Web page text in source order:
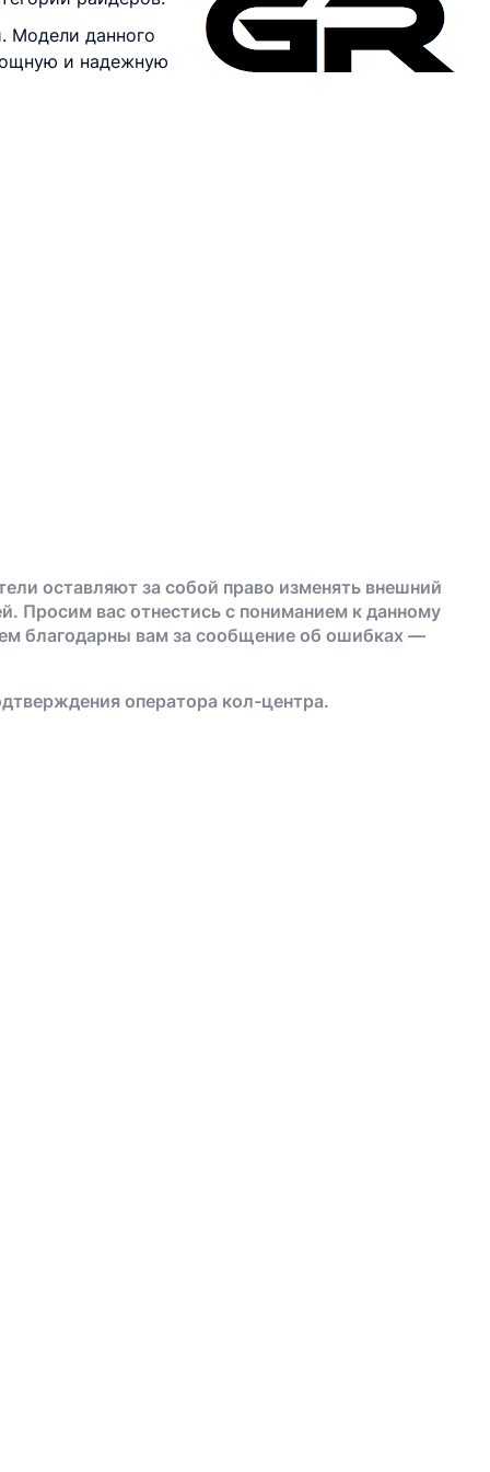
Модели данного
и надежную
оставляют за собой право изменять внешний
Просим вас отнестись с пониманием к данному
благодарны вам за сообщение об ошибках —
оператора кол-центра.